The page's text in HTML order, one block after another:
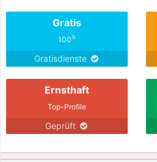
Gratis
100%
Gratisdienste
Ernsthaft
Top-Profile
Geprüft